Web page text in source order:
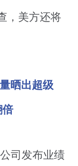
，美方还将
晒出超级
倍
司发布业绩